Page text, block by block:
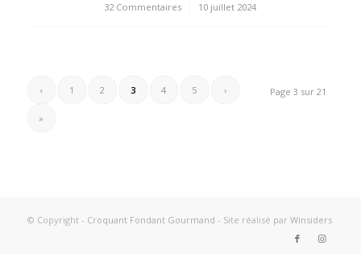
32 Commentaires
/ 10 juillet 2024
Page 3 sur 21
‹ 1 2 3 4 5 ›
»
© Copyright - Croquant Fondant Gourmand - Site réalisé par Winsiders